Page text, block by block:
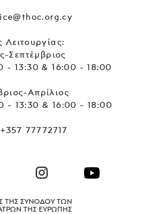
Λειτουργίας:
Σεπτέμβριος
- 13:30 & 16:00 - 18:00
Απρίλιος
- 13:30 & 16:00 - 18:00
+357 77772717
ΤΗΣ ΣΥΝΟΔΟΥ ΤΩΝ
ΤΗΣ ΕΥΡΩΠΗΣ